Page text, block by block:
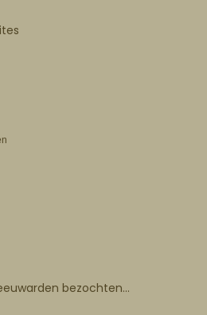
bezochten...